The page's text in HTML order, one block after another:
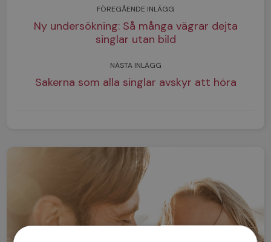
FÖREGÅENDE INLÄGG
Ny undersökning: Så många vägrar dejta
singlar utan bild
NÄSTA INLÄGG
Sakerna som alla singlar avskyr att höra